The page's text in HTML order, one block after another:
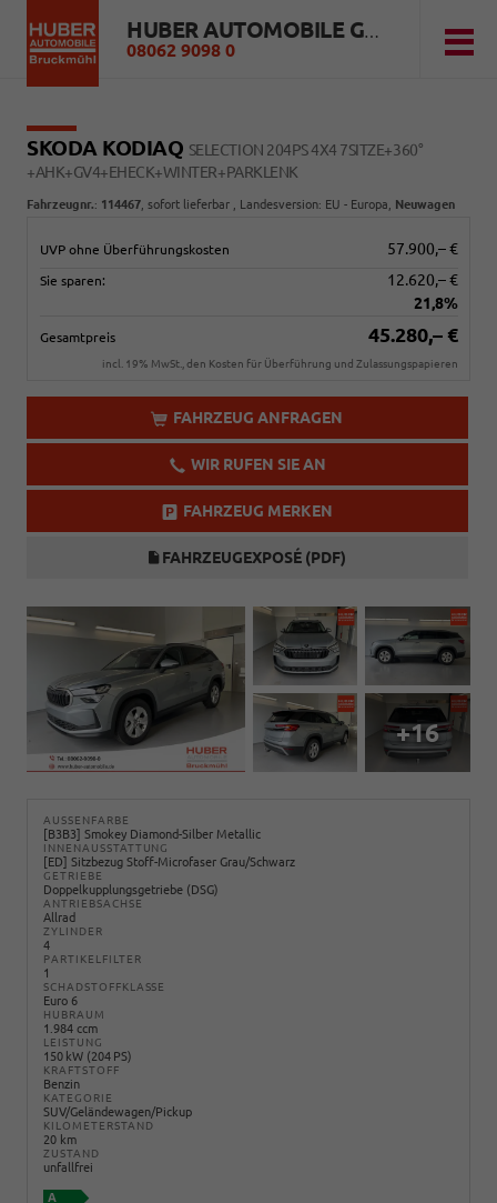
HUBER AUTOMOBILE GMBH
08062 9098 0
SKODA KODIAQ SELECTION 204PS 4X4 7SITZE+360°
+AHK+GV4+EHECK+WINTER+PARKLENK
Fahrzeugnr.: 114467 sofort lieferbar , Landesversion: EU - Europa, Neuwagen
UVP ohne Überführungskosten 57.900,– €
Sie sparen:
12.620,– €
21,8%
Gesamtpreis 45.280,– €
incl. 19% MwSt., den Kosten für Überführung und Zulassungspapieren
FAHRZEUG ANFRAGEN
WIR RUFEN SIE AN
FAHRZEUG MERKEN
FAHRZEUGEXPOSÉ (PDF)
+16
AUSSENFARBE
[B3B3] Smokey Diamond-Silber Metallic
INNENAUSSTATTUNG
[ED] Sitzbezug Stoff-Microfaser Grau/Schwarz
GETRIEBE
Doppelkupplungsgetriebe (DSG)
ANTRIEBSACHSE
Allrad
ZYLINDER
4
PARTIKELFILTER
1
SCHADSTOFFKLASSE
Euro 6
HUBRAUM
1.984 ccm
LEISTUNG
150 kW (204 PS)
KRAFTSTOFF
Benzin
KATEGORIE
SUV/Geländewagen/Pickup
KILOMETERSTAND
20 km
ZUSTAND
unfallfrei